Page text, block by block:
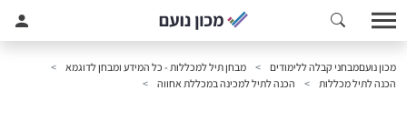
מכון נועםמבחני קבלה ללימודים
מבחן תיל למכללות - כל המידע ומבחן לדוגמא
הכנה לתיל מכללות
הכנה לתיל למכינה במכללת אחווה